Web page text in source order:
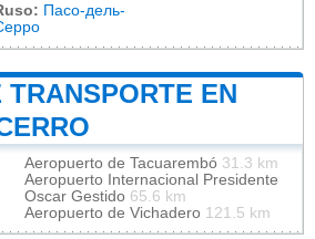
Пасо-дель-
TRANSPORTE EN
Aeropuerto de Tacuarembó 31.3 km
Aeropuerto Internacional Presidente
Oscar Gestido 65.6 km
Aeropuerto de Vichadero 121.5 km